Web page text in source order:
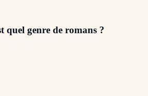
quel genre de romans ?